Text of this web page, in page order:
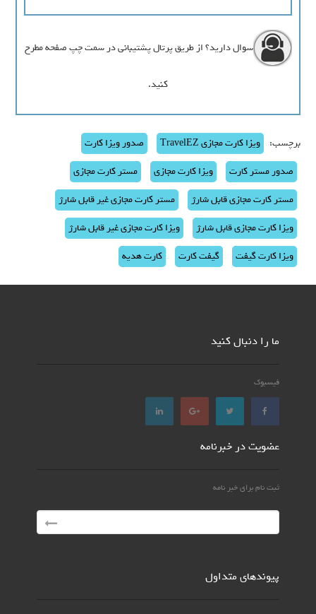
سوال دارید؟ از طریق پرتال پشتیبانی در سمت چپ صفحه مطرح
کنید.
برچسب: ویزا کارت مجازی TravelEZ
صدور ویزا کارت
صدور مستر کارت
ویزا کارت مجازی
مستر کارت مجازی
مستر کارت مجازی قابل شارژ
مستر کارت مجازی غیر قابل شارژ
ویزا کارت مجازی قابل شارژ
ویزا کارت مجازی غیر قابل شارژ
ویزا کارت گیفت
گیفت کارت کارت هدیه
ما را دنبال کنید
فیسبوک
عضویت در خبرنامه
ثبت نام برای خبر نامه
پیوندهای متداول